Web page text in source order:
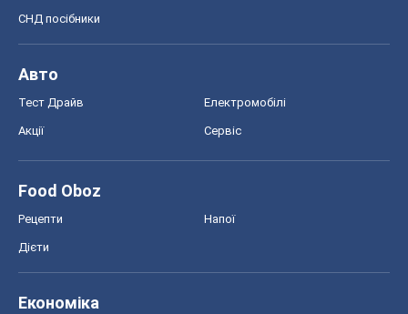
СНД посібники
Авто
Тест Драйв Електромобілі
Акції Сервіс
Food Oboz
Рецепти Напої
Дієти
Економіка